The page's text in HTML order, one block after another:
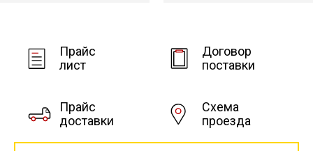
Прайс
лист
Договор
поставки
Прайс
доставки
Схема
проезда